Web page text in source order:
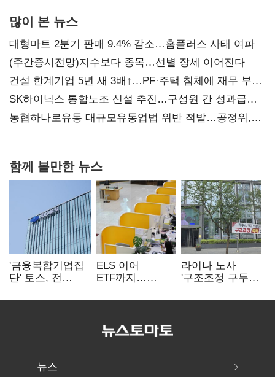
많이 본 뉴스
대형마트 2분기 판매 9.4% 감소…홈플러스 사태 여파
(주간증시전망)지수보다 종목…선별 장세 이어진다
건설 한계기업 5년 새 3배↑…PF·주택 침체에 재무 부담
확대
SK하이닉스 통합노조 신설 추진…구성원 간 성과급
불만 확산
농협하나로유통 대규모유통업법 위반 적발…공정위,
함께 볼만한 뉴스
'금융복합기업집
단' 토스, 전
표준화
ELS 이어
ETF까지…
제동 걸린 은행
라이나 노사
'구조조정 구두
뉴스